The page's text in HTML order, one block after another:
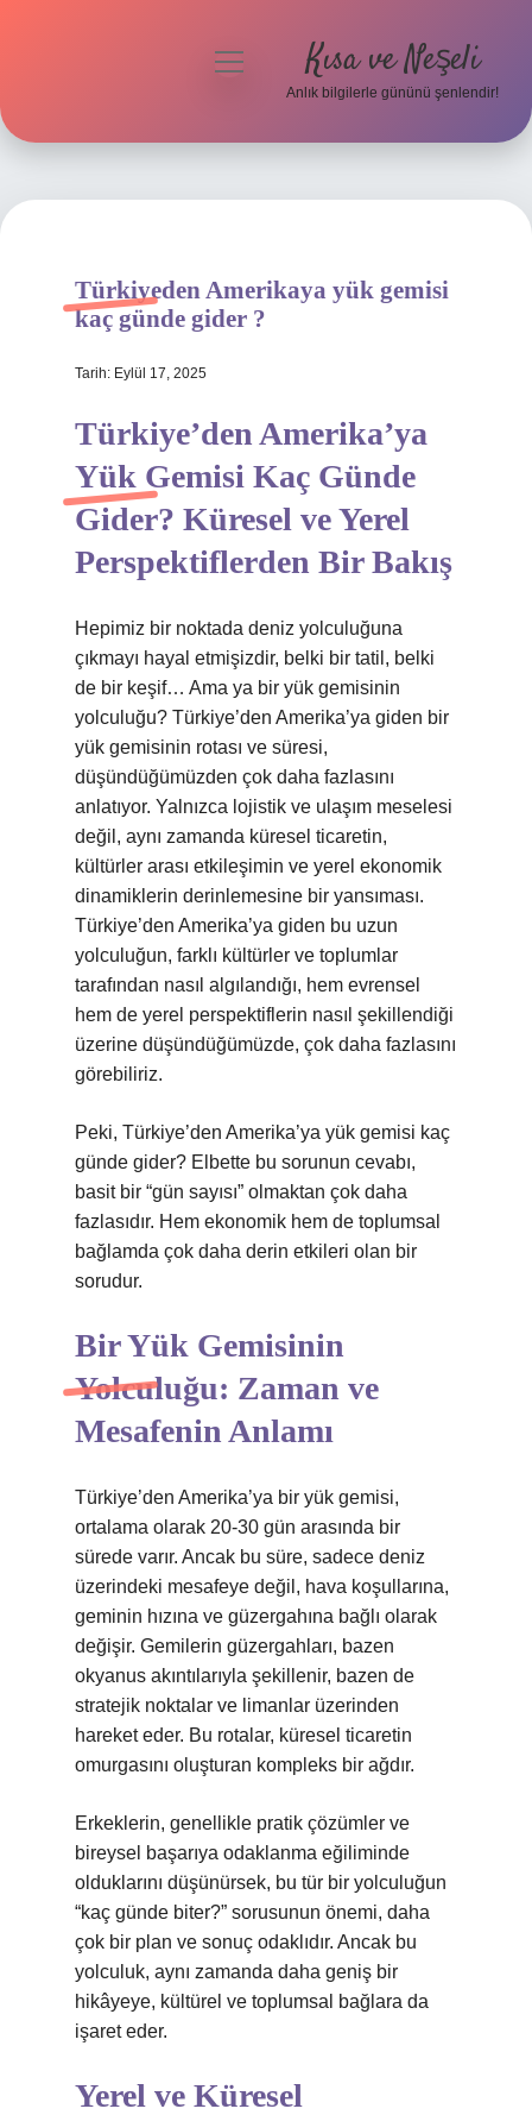
Hakkımızda
menüyü
Kısa ve Neşeli
Anlık bilgilerle gününü şenlendir!
Türkiyeden Amerikaya yük gemisi
kaç günde gider ?
Tarih: Eylül 17, 2025
Türkiye’den Amerika’ya
Yük Gemisi Kaç Günde
Gider? Küresel ve Yerel
Perspektiflerden Bir Bakış
Hepimiz bir noktada deniz yolculuğuna
çıkmayı hayal etmişizdir, belki bir tatil, belki
de bir keşif… Ama ya bir yük gemisinin
yolculuğu? Türkiye’den Amerika’ya giden bir
yük gemisinin rotası ve süresi,
düşündüğümüzden çok daha fazlasını
anlatıyor. Yalnızca lojistik ve ulaşım meselesi
değil, aynı zamanda küresel ticaretin,
kültürler arası etkileşimin ve yerel ekonomik
dinamiklerin derinlemesine bir yansıması.
Türkiye’den Amerika’ya giden bu uzun
yolculuğun, farklı kültürler ve toplumlar
tarafından nasıl algılandığı, hem evrensel
hem de yerel perspektiflerin nasıl şekillendiği
üzerine düşündüğümüzde, çok daha fazlasını
görebiliriz.
Peki, Türkiye’den Amerika’ya yük gemisi kaç
günde gider? Elbette bu sorunun cevabı,
basit bir “gün sayısı” olmaktan çok daha
fazlasıdır. Hem ekonomik hem de toplumsal
bağlamda çok daha derin etkileri olan bir
sorudur.
Bir Yük Gemisinin
Yolculuğu: Zaman ve
Mesafenin Anlamı
Türkiye’den Amerika’ya bir yük gemisi,
ortalama olarak 20-30 gün arasında bir
sürede varır. Ancak bu süre, sadece deniz
üzerindeki mesafeye değil, hava koşullarına,
geminin hızına ve güzergahına bağlı olarak
değişir. Gemilerin güzergahları, bazen
okyanus akıntılarıyla şekillenir, bazen de
stratejik noktalar ve limanlar üzerinden
hareket eder. Bu rotalar, küresel ticaretin
omurgasını oluşturan kompleks bir ağdır.
Erkeklerin, genellikle pratik çözümler ve
bireysel başarıya odaklanma eğiliminde
olduklarını düşünürsek, bu tür bir yolculuğun
“kaç günde biter?” sorusunun önemi, daha
çok bir plan ve sonuç odaklıdır. Ancak bu
yolculuk, aynı zamanda daha geniş bir
hikâyeye, kültürel ve toplumsal bağlara da
işaret eder.
Yerel ve Küresel